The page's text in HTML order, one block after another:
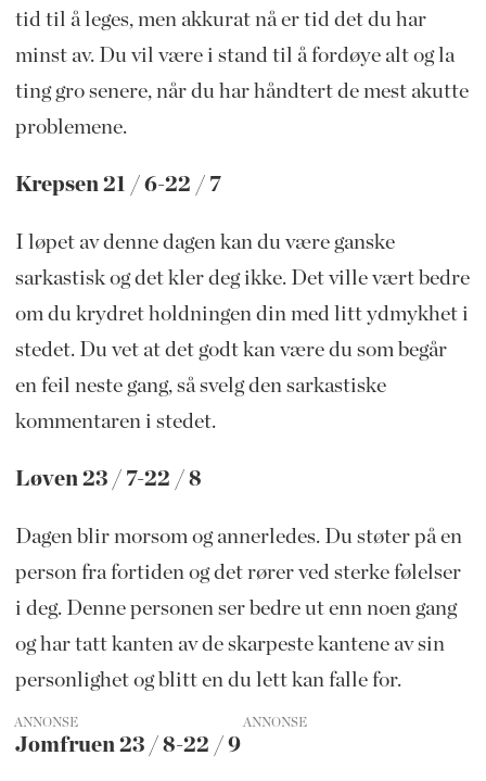
tid til å leges, men akkurat nå er tid det du har
minst av. Du vil være i stand til å fordøye alt og la
ting gro senere, når du har håndtert de mest akutte
problemene.
Krepsen 21 / 6-22 / 7
I løpet av denne dagen kan du være ganske
sarkastisk og det kler deg ikke. Det ville vært bedre
om du krydret holdningen din med litt ydmykhet i
stedet. Du vet at det godt kan være du som begår
en feil neste gang, så svelg den sarkastiske
kommentaren i stedet.
Løven 23 / 7-22 / 8
Dagen blir morsom og annerledes. Du støter på en
person fra fortiden og det rører ved sterke følelser
i deg. Denne personen ser bedre ut enn noen gang
og har tatt kanten av de skarpeste kantene av sin
personlighet og blitt en du lett kan falle for.
ANNONSE
Jomfruen 23 / 8-22 / 9